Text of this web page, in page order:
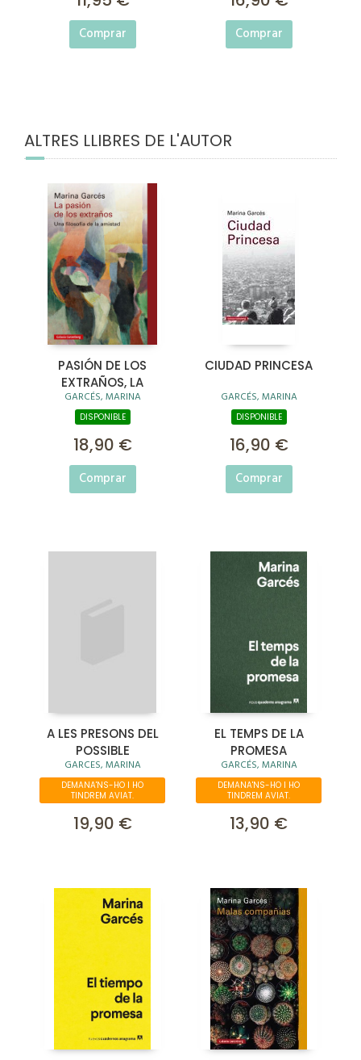
Comprar Comprar
ALTRES LLIBRES DE L'AUTOR
PASIÓN DE LOS
EXTRAÑOS, LA
GARCÉS, MARINA
DISPONIBLE
18,90 €
Comprar
CIUDAD PRINCESA
GARCÉS, MARINA
DISPONIBLE
16,90 €
Comprar
A LES PRESONS DEL
POSSIBLE
GARCES, MARINA
DEMANA'NS-HO I HO
TINDREM AVIAT.
19,90 €
EL TEMPS DE LA
PROMESA
GARCÉS, MARINA
DEMANA'NS-HO I HO
TINDREM AVIAT.
13,90 €